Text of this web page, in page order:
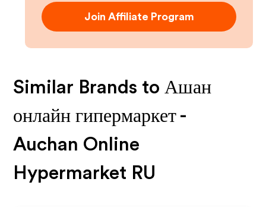
Join Affiliate Program
Similar Brands to Ашан
онлайн гипермаркет -
Auchan Online
Hypermarket RU